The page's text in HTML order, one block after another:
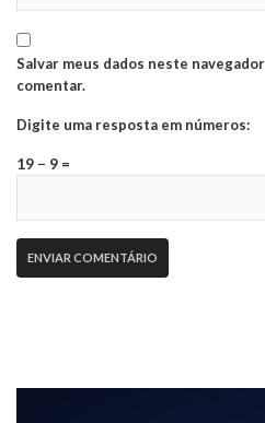
Salvar meus dados neste
comentar.
Digite uma resposta em números:
19 − 9 =